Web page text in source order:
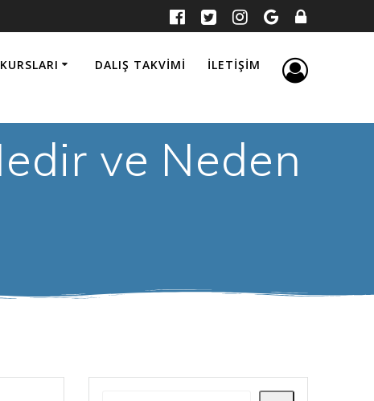
DALIŞ TAKVIMI İLETIŞIM
ve Neden